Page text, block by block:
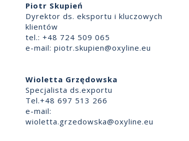
Piotr Skupień
Dyrektor ds. eksportu i kluczowych
klientów
tel.: +48 724 509 065
e-mail: piotr.skupien@oxyline.eu
Wioletta Grzędowska
Specjalista ds.exportu
Tel.+48 697 513 266
e-mail:
wioletta.grzedowska@oxyline.eu